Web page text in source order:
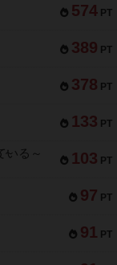
574 PT
389 PT
378 PT
133 PT
103 PT
る～
97 PT
91 PT